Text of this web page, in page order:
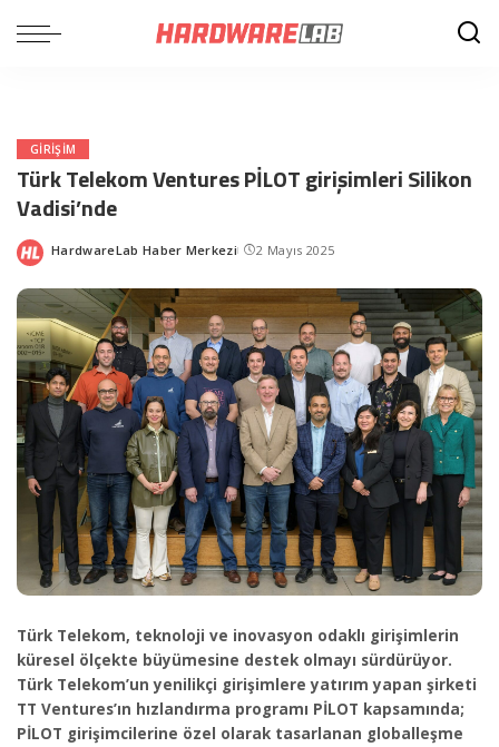
GIRIŞIM
Türk Telekom Ventures PİLOT girişimleri Silikon
Vadisi’nde
Posted
HardwareLab Haber Merkezi 2 Mayıs 2025
Türk Telekom, teknoloji ve inovasyon odaklı girişimlerin
küresel ölçekte büyümesine destek olmayı sürdürüyor.
Türk Telekom’un yenilikçi girişimlere yatırım yapan şirketi
TT Ventures’ın hızlandırma programı PİLOT kapsamında;
PİLOT girişimcilerine özel olarak tasarlanan globalleşme